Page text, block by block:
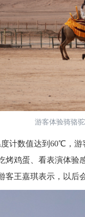
游客体验骑骆
数值达到60℃，游
烤鸡蛋、看表演体
客王嘉琪表示，以